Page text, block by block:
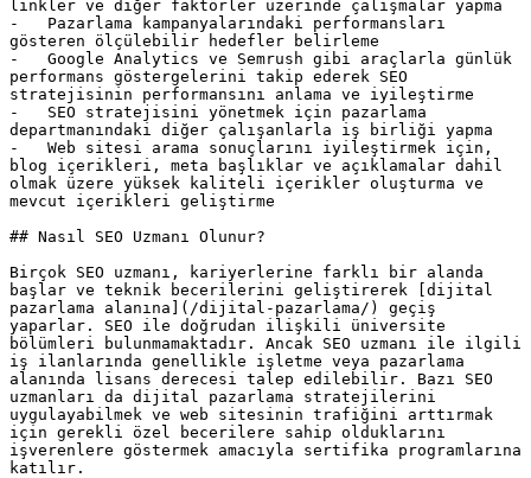
linkler ve diğer faktörler üzerinde çalışmalar yapma
-   Pazarlama kampanyalarındaki performansları
gösteren ölçülebilir hedefler belirleme
-   Google Analytics ve Semrush gibi araçlarla günlük
performans göstergelerini takip ederek SEO
stratejisinin performansını anlama ve iyileştirme
-   SEO stratejisini yönetmek için pazarlama
departmanındaki diğer çalışanlarla iş birliği yapma
-   Web sitesi arama sonuçlarını iyileştirmek için,
blog içerikleri, meta başlıklar ve açıklamalar dahil
olmak üzere yüksek kaliteli içerikler oluşturma ve
mevcut içerikleri geliştirme
## Nasıl SEO Uzmanı Olunur?
Birçok SEO uzmanı, kariyerlerine farklı bir alanda
başlar ve teknik becerilerini geliştirerek [dijital
pazarlama alanına](/dijital-pazarlama/) geçiş
yaparlar. SEO ile doğrudan ilişkili üniversite
bölümleri bulunmamaktadır. Ancak SEO uzmanı ile ilgili
iş ilanlarında genellikle işletme veya pazarlama
alanında lisans derecesi talep edilebilir. Bazı SEO
uzmanları da dijital pazarlama stratejilerini
uygulayabilmek ve web sitesinin trafiğini arttırmak
için gerekli özel becerilere sahip olduklarını
işverenlere göstermek amacıyla sertifika programlarına
katılır.